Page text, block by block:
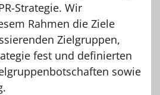
Strategie. Wir
Rahmen die Ziele
Zielgruppen,
fest und definierten
sowie